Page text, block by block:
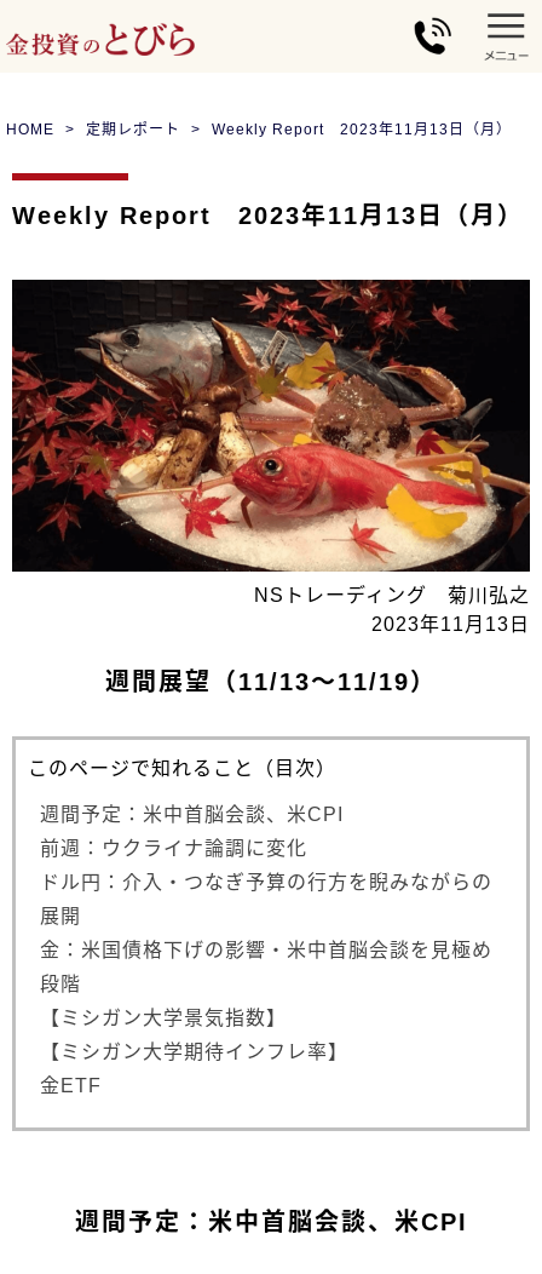
HOME 定期レポート Weekly Report 2023年11月13日（月）
Weekly Report 2023年11月13日（月）
NSトレーディング 菊川弘之
2023年11月13日
週間展望（11/13～11/19）
このページで知れること（目次）
週間予定：米中首脳会談、米CPI
前週：ウクライナ論調に変化
ドル円：介入・つなぎ予算の行方を睨みながらの
展開
金：米国債格下げの影響・米中首脳会談を見極め
段階
【ミシガン大学景気指数】
【ミシガン大学期待インフレ率】
金ETF
週間予定：米中首脳会談、米CPI